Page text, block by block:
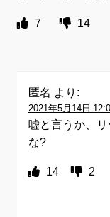
7 14
匿名 より:
2021年5月14日
嘘と言うか、
な?
14 2